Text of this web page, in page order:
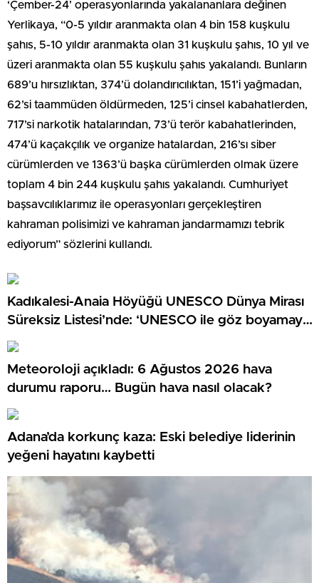
‘Çember-24’ operasyonlarında yakalananlara değinen
Yerlikaya, “0-5 yıldır aranmakta olan 4 bin 158 kuşkulu
şahıs, 5-10 yıldır aranmakta olan 31 kuşkulu şahıs, 10 yıl ve
üzeri aranmakta olan 55 kuşkulu şahıs yakalandı. Bunların
689’u hırsızlıktan, 374’ü dolandırıcılıktan, 151’i yağmadan,
62’si taammüden öldürmeden, 125’i cinsel kabahatlerden,
717’si narkotik hatalarından, 73’ü terör kabahatlerinden,
474’ü kaçakçılık ve organize hatalardan, 216’sı siber
cürümlerden ve 1363’ü başka cürümlerden olmak üzere
toplam 4 bin 244 kuşkulu şahıs yakalandı. Cumhuriyet
başsavcılıklarımız ile operasyonları gerçekleştiren
kahraman polisimizi ve kahraman jandarmamızı tebrik
ediyorum” sözlerini kullandı.
Kadıkalesi-Anaia Höyüğü UNESCO Dünya Mirası
Süreksiz Listesi’nde: ‘UNESCO ile göz boyamaya
gerek yok’
Meteoroloji açıkladı: 6 Ağustos 2026 hava
durumu raporu… Bugün hava nasıl olacak?
Adana’da korkunç kaza: Eski belediye liderinin
yeğeni hayatını kaybetti